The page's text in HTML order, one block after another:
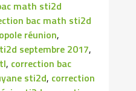
math sti2d
bac math sti2d
réunion,
septembre 2017,
, correction bac
sti2d, correction